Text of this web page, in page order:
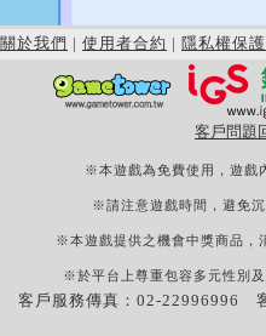
關於我們 | 使用者合約 | 隱私權保護
客戶問題
※本遊戲為免費使用，遊戲
※請注意遊戲時間，避免
※本遊戲提供之機會中獎商品，
※於平台上尊重包容多元性別
客戶服務傳真：02-22996996